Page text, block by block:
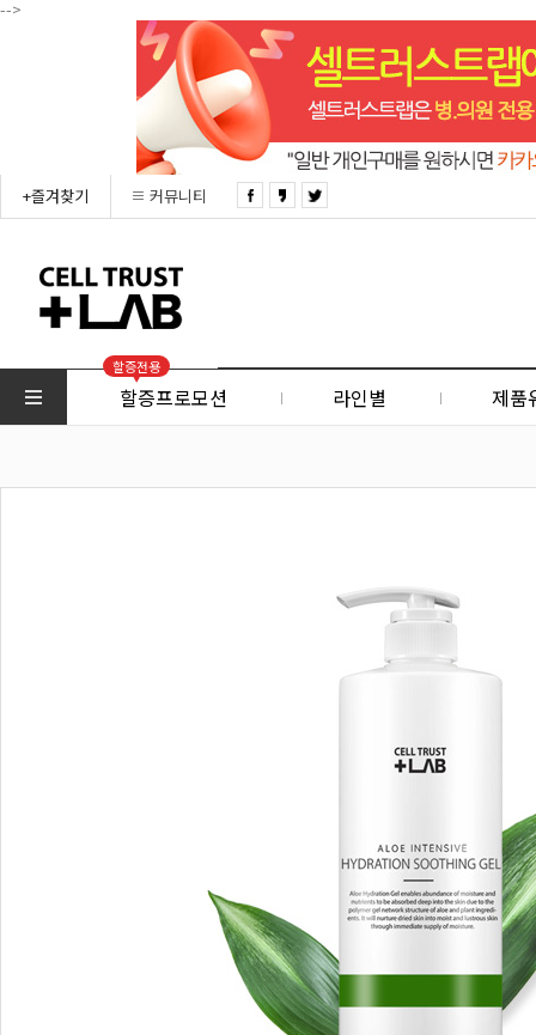
-->
+즐겨찾기 커뮤니티
할증전용
할증프로모션 라인별 제품